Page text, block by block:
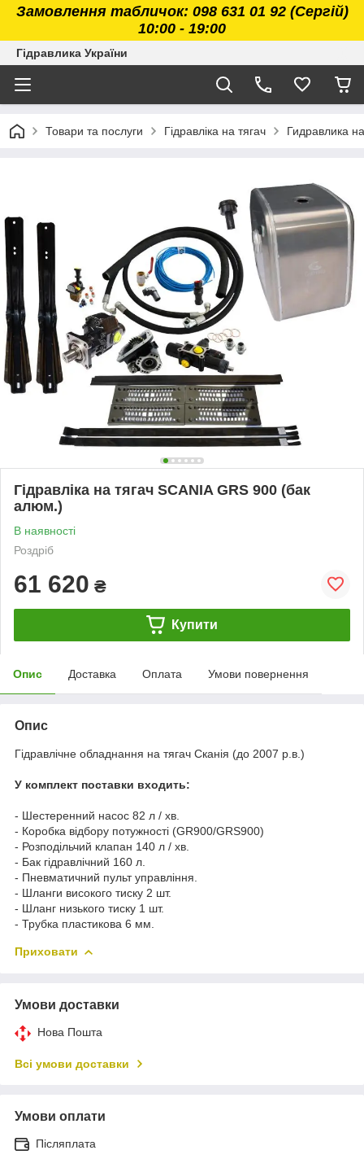
Замовлення табличок: 098 631 01 92 (Сергій)
10:00 - 19:00
Гідравлика України
Товари та послуги Гідравліка на тягач Гидравлика
Гідравліка на тягач SCANIA GRS 900 (бак
алюм.)
В наявності
Роздріб
61 620 ₴
Купити
Опис Доставка Оплата Умови повернення
Опис
Гідравлічне обладнання на тягач Сканія (до 2007 р.в.)
У комплект поставки входить:
- Шестеренний насос 82 л / хв.
- Коробка відбору потужності (GR900/GRS900)
- Розподільчий клапан 140 л / хв.
- Бак гідравлічний 160 л.
- Пневматичний пульт управління.
- Шланги високого тиску 2 шт.
- Шланг низького тиску 1 шт.
- Трубка пластикова 6 мм.
Приховати
Умови доставки
Нова Пошта
Всі умови доставки
Умови оплати
Післяплата